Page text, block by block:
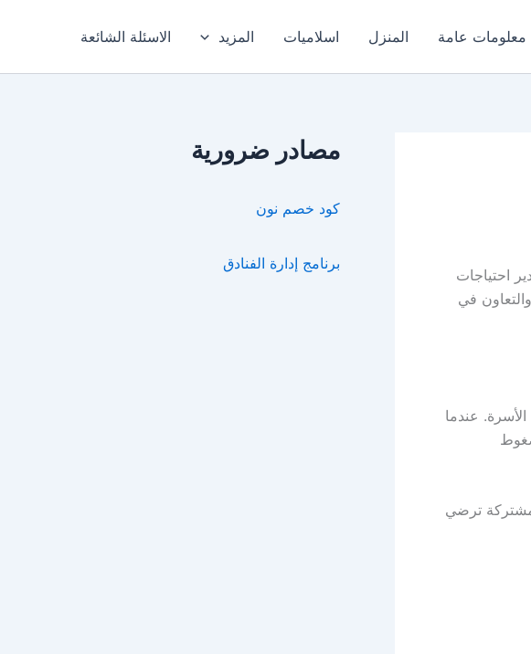
معلومات عامة المنزل اسلاميات المزيد الاسئلة الشائعة
احتياجات
في
عندما
مشتركة ترضي
مصادر ضرورية
كود خصم نون
برنامج إدارة الفنادق